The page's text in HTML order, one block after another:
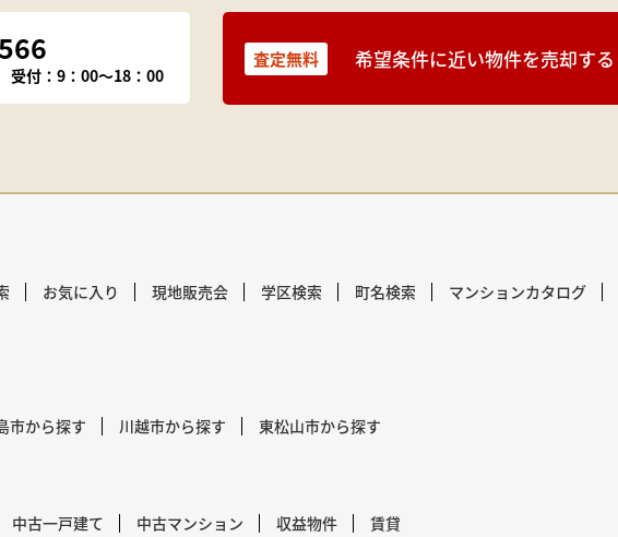
受付：9：00～18：00
査定無料 希望条件に近い物件を売却する
お気に入り 現地販売会 学区検索 町名検索 マンションカタログ
市から探す 川越市から探す 東松山市から探す
中古一戸建て 中古マンション 収益物件 賃貸